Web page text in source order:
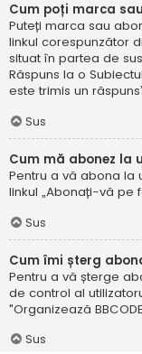
Cum poți marca
Puteți marca sau
linkul corespunzător
situat în partea de
Răspuns la o
este trimis un
Sus
Cum mă abonez la
Pentru a vă abona la
linkul „Abonați-vă pe
Sus
Cum îmi șterg
Pentru a vă șterge
de control al
"Organizează
Sus